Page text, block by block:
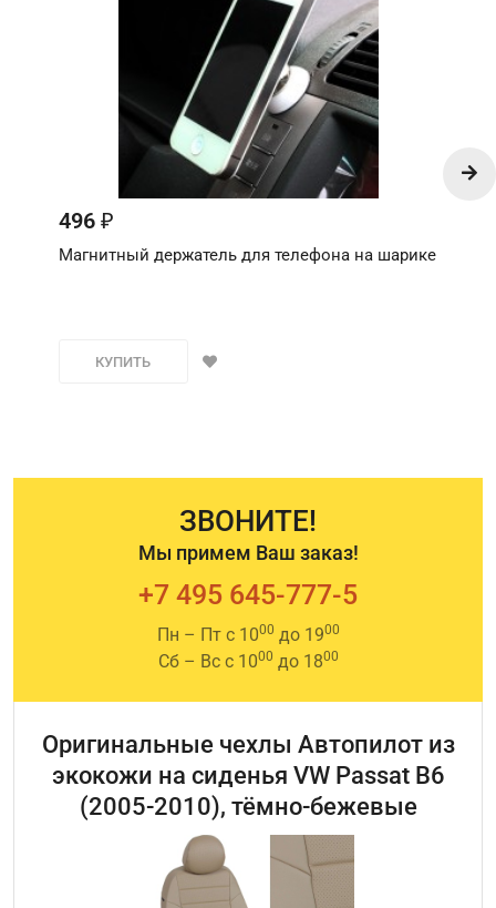
496 ₽
Магнитный держатель для телефона на шарике
КУПИТЬ
ЗВОНИТЕ!
Мы примем Ваш заказ!
+7 495 645-777-5
Пн – Пт с 1000 до 1900
Сб – Вс с 1000 до 1800
Оригинальные чехлы Автопилот из
экокожи на сиденья VW Passat B6
(2005-2010), тёмно-бежевые